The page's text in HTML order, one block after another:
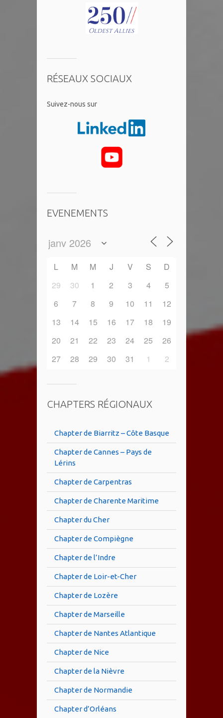
RÉSEAUX SOCIAUX
​Suivez-nous sur
EVENEMENTS
L M M J V S
D
29
30 1 2 3 4
5
6
7 8 9 10 11
12
13
14 15 16 17 18
19
20
21 22 23 24 25
26
27
28 29 30 31 1 2
CHAPTERS RÉGIONAUX
Chapter de Biarritz – Côte Basque
Chapter de Cannes – Pays de
Lérins
Chapter de Carpentras
Chapter de Charente Maritime
Chapter du Cher
Chapter de Compiègne
Chapter de l’Indre
Chapter de Loir-et-Cher
Chapter de Lozère
Chapter de Marseille
Chapter de Nantes Atlantique
Chapter de Nice
Chapter de la Nièvre
Chapter de Normandie
Chapter d’Orléans